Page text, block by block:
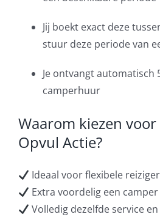
Jij boekt exact deze
stuur deze periode van
Je ontvangt automatisch
camperhuur
Waarom kiezen voor
Opvul Actie?
Ideaal voor flexibele
Extra voordelig een
Volledig dezelfde service